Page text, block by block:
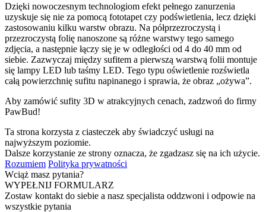
Dzięki nowoczesnym technologiom efekt pełnego zanurzenia
uzyskuje się nie za pomocą fototapet czy podświetlenia, lecz dzięki
zastosowaniu kilku warstw obrazu. Na półprzezroczystą i
przezroczystą folię nanoszone są różne warstwy tego samego
zdjęcia, a następnie łączy się je w odległości od 4 do 40 mm od
siebie. Zazwyczaj między sufitem a pierwszą warstwą folii montuje
się lampy LED lub taśmy LED. Tego typu oświetlenie rozświetla
całą powierzchnię sufitu napinanego i sprawia, że obraz „ożywa”.
Aby zamówić sufity 3D w atrakcyjnych cenach, zadzwoń do firmy
PawBud!
Ta strona korzysta z ciasteczek aby świadczyć usługi na
najwyższym poziomie.
Dalsze korzystanie ze strony oznacza, że zgadzasz się na ich użycie.
Rozumiem Polityka prywatności
Wciąż masz pytania?
WYPEŁNIJ FORMULARZ
Zostaw kontakt do siebie a nasz specjalista oddzwoni i odpowie na
wszystkie pytania